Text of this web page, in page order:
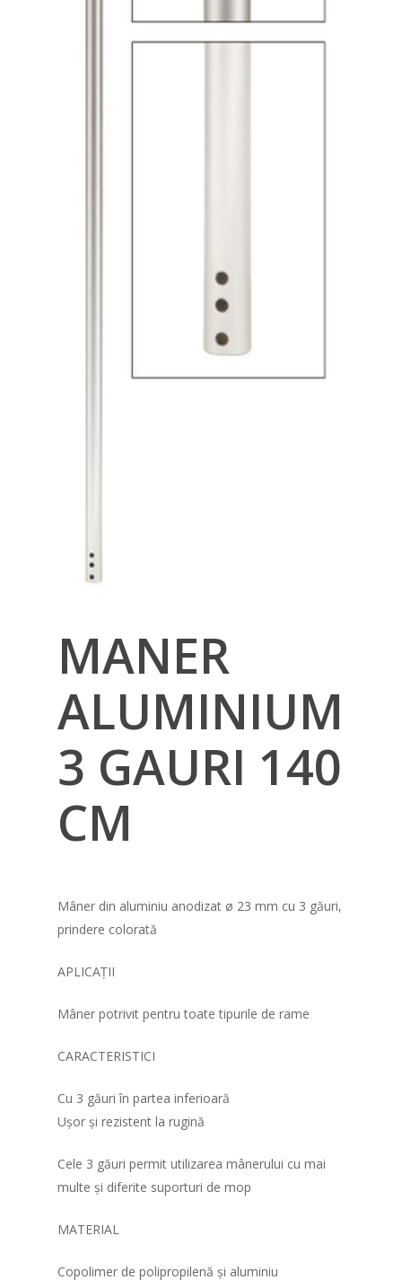
MANER
ALUMINIUM
3 GAURI 140
CM
Mâner din aluminiu anodizat ø 23 mm cu 3 găuri,
prindere colorată
APLICAȚII
Mâner potrivit pentru toate tipurile de rame
CARACTERISTICI
Cu 3 găuri în partea inferioară
Ușor și rezistent la rugină
Cele 3 găuri permit utilizarea mânerului cu mai
multe și diferite suporturi de mop
MATERIAL
Copolimer de polipropilenă și aluminiu